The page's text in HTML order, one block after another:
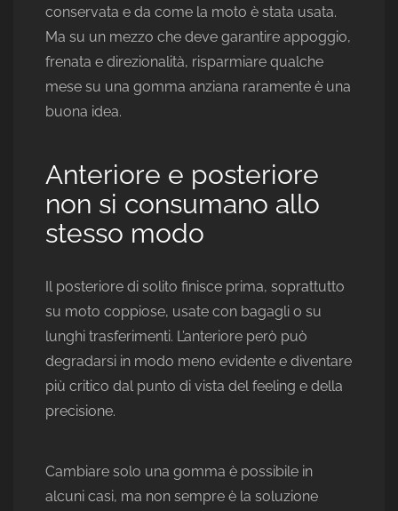
conservata e da come la moto è stata usata.
Ma su un mezzo che deve garantire appoggio,
frenata e direzionalità, risparmiare qualche
mese su una gomma anziana raramente è una
buona idea.
Anteriore e posteriore
non si consumano allo
stesso modo
Il posteriore di solito finisce prima, soprattutto
su moto coppiose, usate con bagagli o su
lunghi trasferimenti. L’anteriore però può
degradarsi in modo meno evidente e diventare
più critico dal punto di vista del feeling e della
precisione.
Cambiare solo una gomma è possibile in
alcuni casi, ma non sempre è la soluzione